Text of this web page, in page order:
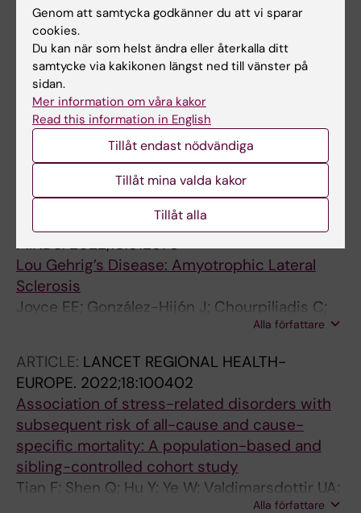
sclerosis, Alzheimer's disease and Parkinson's
disease
Hu Y; Hu K; Song H; Pawitan Y; Piehl F; Fang F
ARTICLE:
Association of sleep behaviour and pattern
with the risk of glaucoma: a prospective
cohort study in the UK Biobank
Sun C; Yang H; Hu Y; Qu Y; Hu Y; Sun Y; Ying Z;
Song H
FRONTIERS FOR YOUNG
MINDS.2022;10:812576
Lou Gehrig’s Disease: Amyotrophic Lateral
Sclerosis
Joyce EE; González-Hijón J; Chourpiliadis C;
Lovik A; Seitz C; Cui C; Sun J; Hu Y; Pan L;
Alla författare
ARTICLE: LANCET REGIONAL HEALTH-
EUROPE. 2022;18:100402
Association of stress-related disorders with
subsequent risk of all-cause and cause-
specific mortality: A population-based and
sibling-controlled cohort study
Tian F; Shen Q; Hu Y; Ye W; Valdimarsdottir UA;
Alla författare
Genom att samtycka godkänner du att vi sparar
cookies.
Du kan när som helst ändra eller återkalla ditt
samtycke via kakikonen längst ned till vänster på
sidan.
Mer information om våra kakor
Read this information in English
Tillåt endast nödvändiga
Tillåt mina valda kakor
Tillåt alla